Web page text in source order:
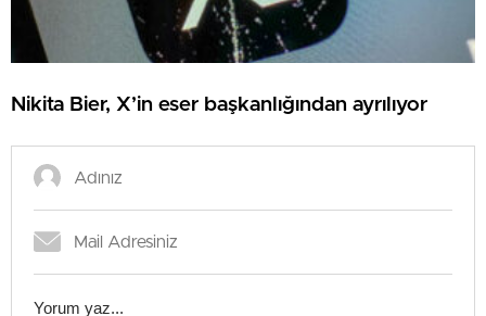
Nikita Bier, X’in eser başkanlığından ayrılıyor